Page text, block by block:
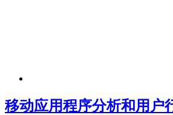
移动应用程序分析和用户